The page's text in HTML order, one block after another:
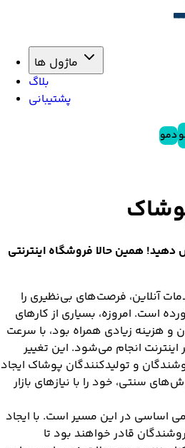
ماژول ها
بلاگ
پشتیبانی
دمو
برابر افزایش دهید! همین حالا فروشگاه اینترنتی
آنلاین، فرصت‌های بی‌نظیری را
است. امروزه، بسیاری از کارهای
و هزینه زیادی همراه بود، با سرعت
انجام می‌شود. این تغییر
و تولیدکنندگان پوشاک ایجاد
سنتی، خود را با نیازهای بازار
اساسی در این مسیر است. با ایجاد
قادر خواهند بود تا